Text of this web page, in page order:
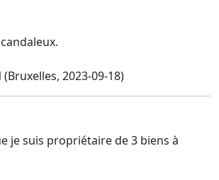
(Bruxelles, 2023-09-18)
je suis propriétaire de 3 biens à